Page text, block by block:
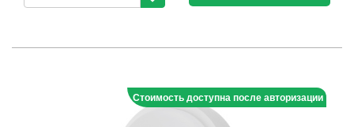
Стоимость доступна после авторизации